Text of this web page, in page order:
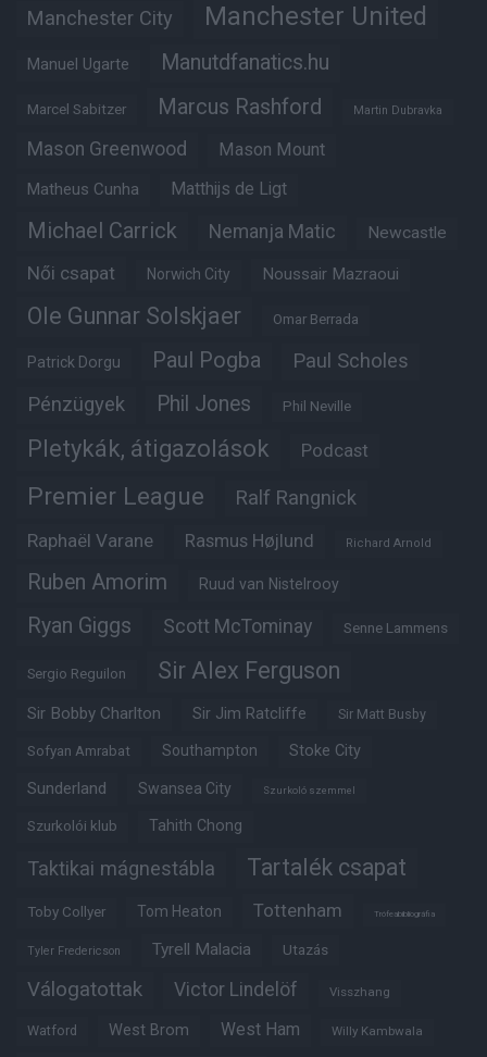
Manchester City Manchester United
Manuel Ugarte Manutdfanatics.hu
Marcel Sabitzer Marcus Rashford Martin Dubravka
Mason Greenwood Mason Mount
Matheus Cunha Matthijs de Ligt
Michael Carrick Nemanja Matic Newcastle
Női csapat Norwich City Noussair Mazraoui
Ole Gunnar Solskjaer Omar Berrada
Patrick Dorgu Paul Pogba Paul Scholes
Pénzügyek Phil Jones Phil Neville
Pletykák, átigazolások Podcast
Premier League Ralf Rangnick
Raphaël Varane Rasmus Højlund Richard Arnold
Ruben Amorim Ruud van Nistelrooy
Ryan Giggs Scott McTominay Senne Lammens
Sergio Reguilon Sir Alex Ferguson
Sir Bobby Charlton Sir Jim Ratcliffe Sir Matt Busby
Sofyan Amrabat Southampton Stoke City
Sunderland Swansea City Szurkoló szemmel
Szurkolói klub Tahith Chong
Taktikai mágnestábla Tartalék csapat
Toby Collyer Tom Heaton Tottenham Trófeabibliográfia
Tyler Fredericson Tyrell Malacia Utazás
Válogatottak Victor Lindelöf Visszhang
Watford West Brom West Ham Willy Kambwala